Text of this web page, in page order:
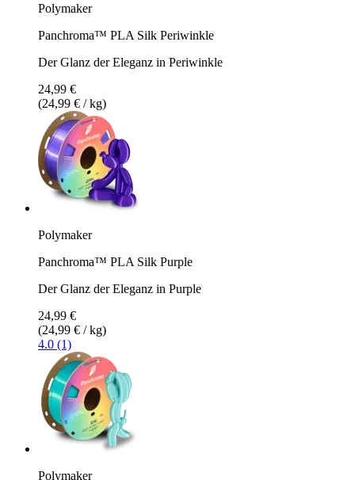
Polymaker
Panchroma™ PLA Silk Periwinkle
Der Glanz der Eleganz in Periwinkle
24,99 €
(24,99 € / kg)
Polymaker
Panchroma™ PLA Silk Purple
Der Glanz der Eleganz in Purple
24,99 €
(24,99 € / kg)
4.0 (1)
Polymaker